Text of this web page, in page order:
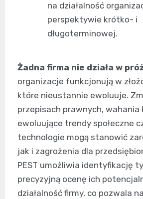
na działalność
perspektywie krótko- i
długoterminowej.
Żadna firma nie działa w
organizacje funkcjonują w
które nieustannie ewoluuje.
przepisach prawnych,
ewoluujące trendy społeczne
technologie mogą stanowić
jak i zagrożenia dla
PEST umożliwia identyfikację
precyzyjną ocenę ich
działalność firmy, co pozwala